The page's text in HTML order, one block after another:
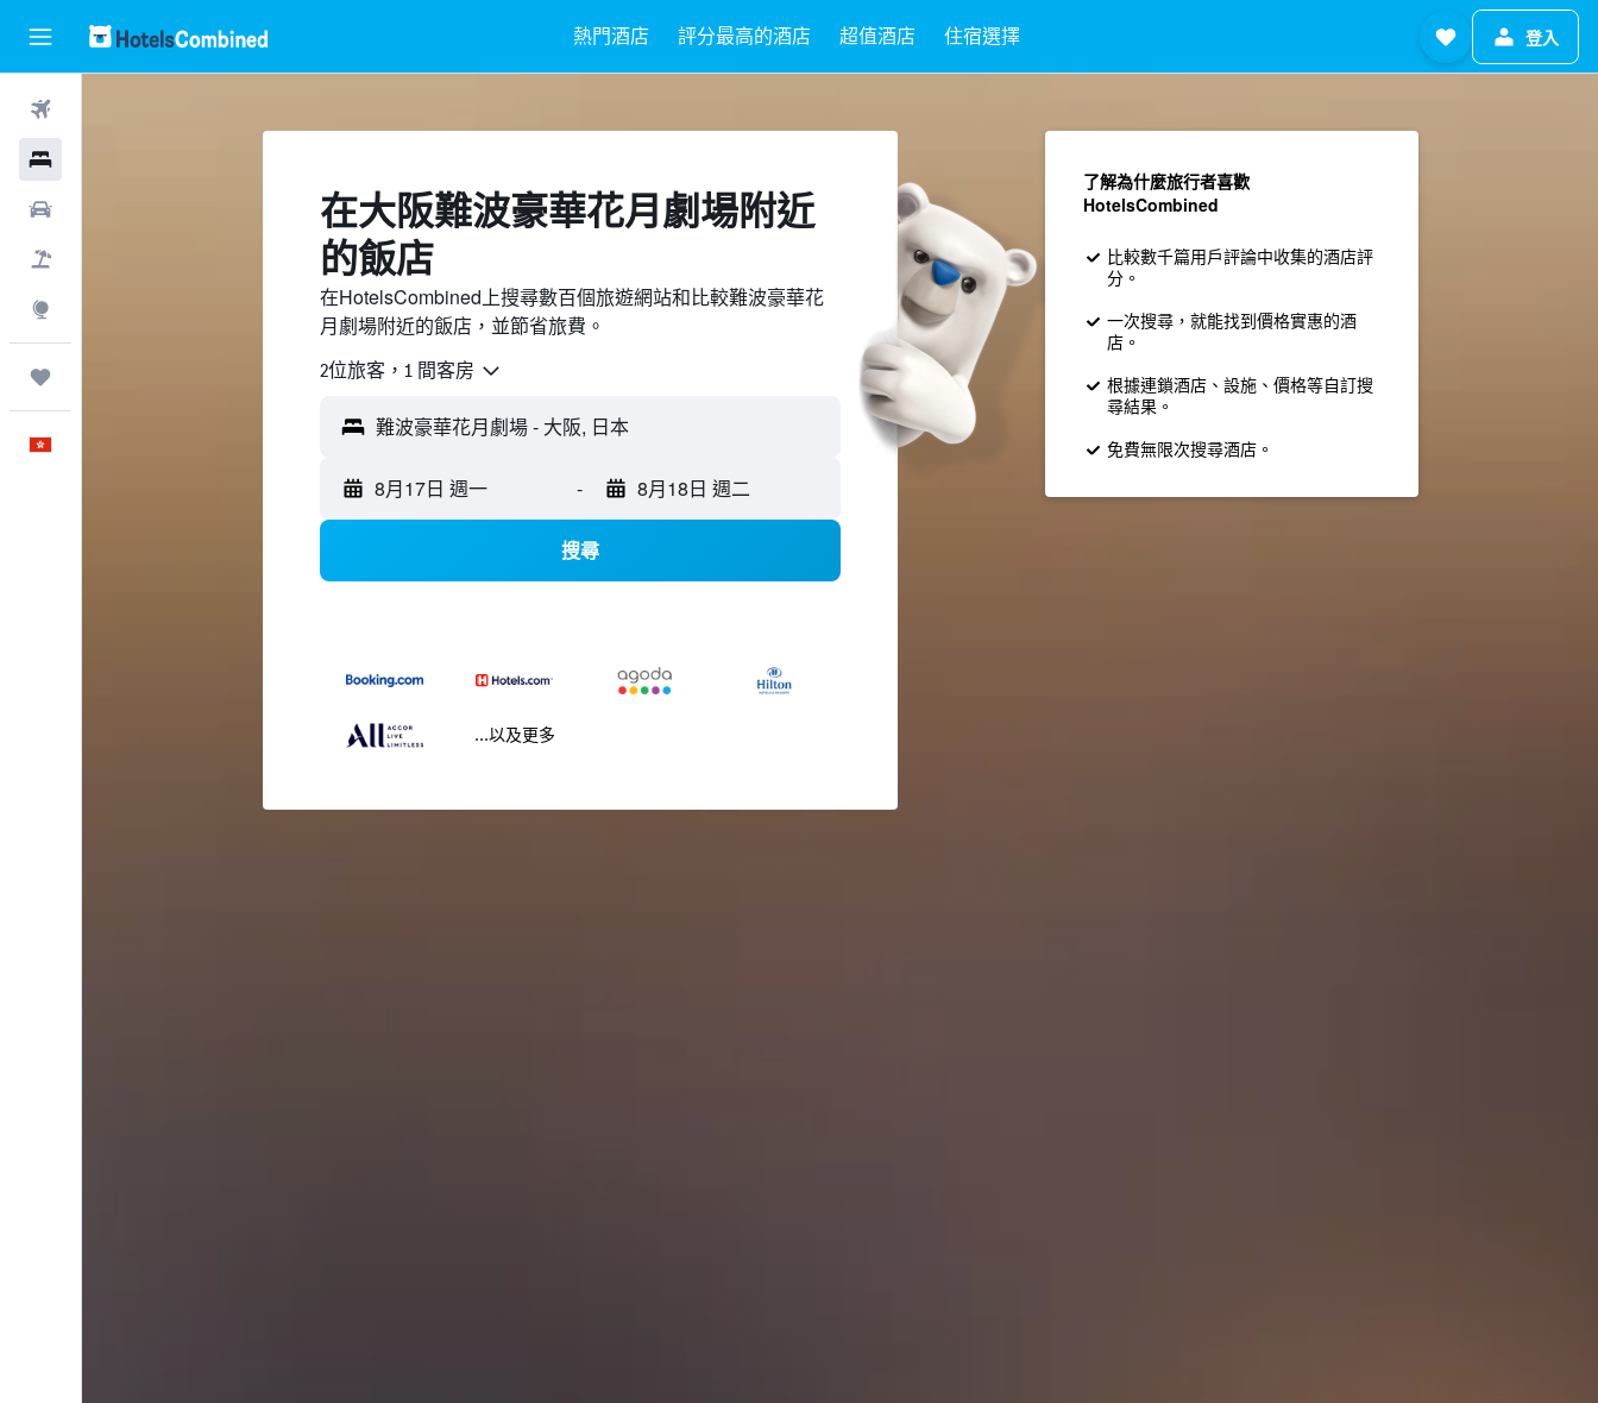
熱門酒店 評分最高的酒店 超值酒店 住宿選擇 登入
​在大阪難波豪華花月劇場附近​
的飯店
在HotelsCombined上搜尋數百個旅遊網站和比較難波豪華花
月劇場附近的飯店，並節省旅費。
2位旅客，1 間客房
難波豪華花月劇場 - 大阪, 日本
8月17日 週一 - 8月18日 週二
搜尋
...以及更多
了解為什麼旅行者喜歡
HotelsCombined
比較數千篇用戶評論中收集的酒店評
分。
一次搜尋，就能找到價格實惠的酒
店。
根據連鎖酒店、設施、價格等自訂搜
尋結果。
免費無限次搜尋酒店。